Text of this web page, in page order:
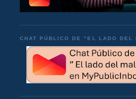
CHAT PÚBLICO DE "EL LADO DEL